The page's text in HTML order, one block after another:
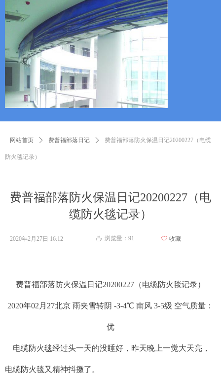
网站首页 ꄲ 费普福部落日记 ꄲ 费普福部落防火保温日记20200227（电缆
防火毯记录）
费普福部落防火保温日记20200227（电
缆防火毯记录）
2020年2月27日 16:12 ꄘ 浏览量： 91 ꄀ 收藏
费普福部落防火保温日记20200227（电缆防火毯记录）
2020年02月27北京 雨夹雪转阴 -3-4℃ 南风 3-5级 空气质量：
优
电缆防火毯经过头一天的没睡好，昨天晚上一觉大天亮，
电缆防火毯又精神抖擞了。